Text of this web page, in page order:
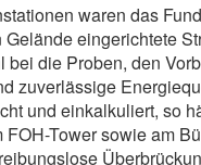
waren das
Gelände eingerichtete
bei die Proben, den
zuverlässige
und einkalkuliert, so
FOH-Tower sowie am